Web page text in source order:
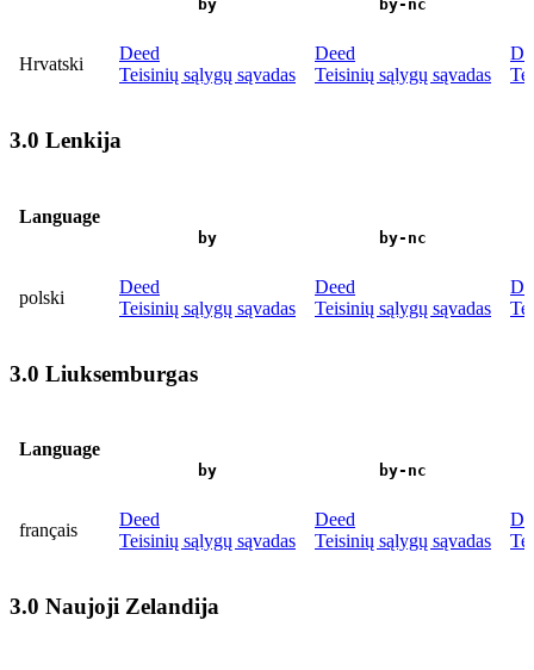
by by-nc
Hrvatski
Deed
Teisinių sąlygų sąvadas
Deed
Teisinių sąlygų sąvadas
3.0 Lenkija
Language
by by-nc
polski
Deed
Teisinių sąlygų sąvadas
Deed
Teisinių sąlygų sąvadas
3.0 Liuksemburgas
Language
by by-nc
français
Deed
Teisinių sąlygų sąvadas
Deed
Teisinių sąlygų sąvadas
3.0 Naujoji Zelandija